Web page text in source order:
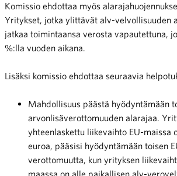
Komissio ehdottaa myös
Yritykset, jotka ylittävät alv-velvollisuuden
jatkaa toimintaansa verosta vapautettuna,
%:lla vuoden aikana.
Lisäksi komissio ehdottaa seuraavia
Mahdollisuus päästä hyödyntämään
arvonlisäverottomuuden alarajaa.
yhteenlaskettu liikevaihto EU-maissa
euroa, pääsisi hyödyntämään toisen
verottomuutta, kun yrityksen
maassa on alle paikallisen alv-